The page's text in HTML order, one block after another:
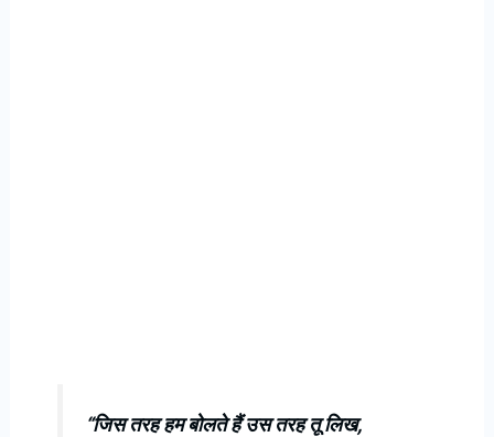
“जिस तरह हम बोलते हैं उस तरह तू लिख,